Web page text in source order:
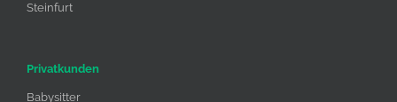
Steinfurt
Privatkunden
Babysitter